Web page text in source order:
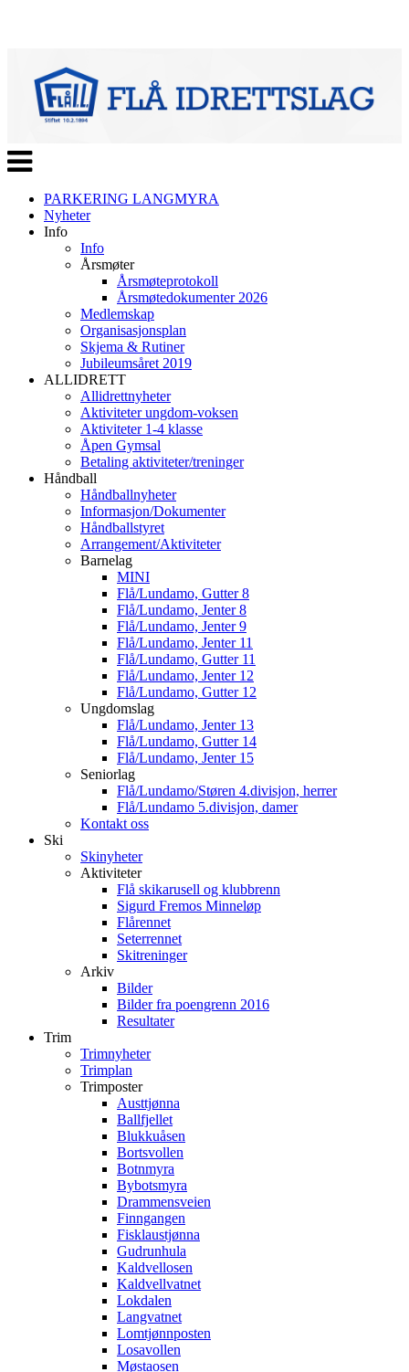
Veksle
navigasjon
PARKERING LANGMYRA
Nyheter
Info
Info
Årsmøter
Årsmøteprotokoll
Årsmøtedokumenter 2026
Medlemskap
Organisasjonsplan
Skjema & Rutiner
Jubileumsåret 2019
ALLIDRETT
Allidrettnyheter
Aktiviteter ungdom-voksen
Aktiviteter 1-4 klasse
Åpen Gymsal
Betaling aktiviteter/treninger
Håndball
Håndballnyheter
Informasjon/Dokumenter
Håndballstyret
Arrangement/Aktiviteter
Barnelag
MINI
Flå/Lundamo, Gutter 8
Flå/Lundamo, Jenter 8
Flå/Lundamo, Jenter 9
Flå/Lundamo, Jenter 11
Flå/Lundamo, Gutter 11
Flå/Lundamo, Jenter 12
Flå/Lundamo, Gutter 12
Ungdomslag
Flå/Lundamo, Jenter 13
Flå/Lundamo, Gutter 14
Flå/Lundamo, Jenter 15
Seniorlag
Flå/Lundamo/Støren 4.divisjon, herrer
Flå/Lundamo 5.divisjon, damer
Kontakt oss
Ski
Skinyheter
Aktiviteter
Flå skikarusell og klubbrenn
Sigurd Fremos Minneløp
Flårennet
Seterrennet
Skitreninger
Arkiv
Bilder
Bilder fra poengrenn 2016
Resultater
Trim
Trimnyheter
Trimplan
Trimposter
Austtjønna
Ballfjellet
Blukkuåsen
Bortsvollen
Botnmyra
Bybotsmyra
Drammensveien
Finngangen
Fisklaustjønna
Gudrunhula
Kaldvellosen
Kaldvellvatnet
Lokdalen
Langvatnet
Lomtjønnposten
Losavollen
Møstaosen